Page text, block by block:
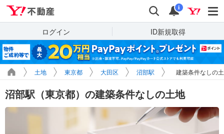
検索 通知
i
ログイン ID新規取得
土地 東京都 大田区 沼部駅 建築条件なしの
沼部駅（東京都）の建築条件なしの土地